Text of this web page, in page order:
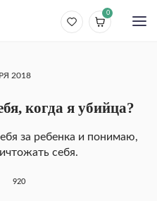
0
2018
когда я убийца?
за ребенка и понимаю,
себя.
920